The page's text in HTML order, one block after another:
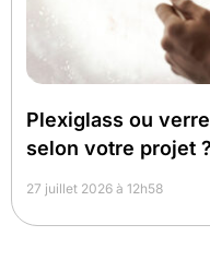
Plexiglass ou
selon votre projet ?
27 juillet 2026 à 12h58